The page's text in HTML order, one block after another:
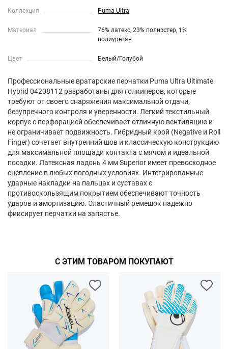
Коллекция Puma Ultra
Материал
76% латекс, 23% полиэстер, 1%
полиуретан
Цвет Белый/Голубой
Профессиональные вратарские перчатки Puma Ultra Ultimate
Hybrid 04208112 разработаны для голкиперов, которые
требуют от своего снаряжения максимальной отдачи,
безупречного контроля и уверенности. Легкий текстильный
корпус с перфорацией обеспечивает отличную вентиляцию и
не ограничивает подвижность. Гибридный крой (Negative и Roll
Finger) сочетает внутренний шов и классическую конструкцию
для максимальной площади контакта с мячом и идеальной
посадки. Латексная ладонь 4 мм Superior имеет превосходное
сцепление в любых погодных условиях. Интегрированные
ударные накладки на пальцах и суставах с
противоскользящим покрытием обеспечивают точность
ударов и амортизацию. Эластичный ремешок надежно
фиксирует перчатки на запястье.
С ЭТИМ ТОВАРОМ ПОКУПАЮТ